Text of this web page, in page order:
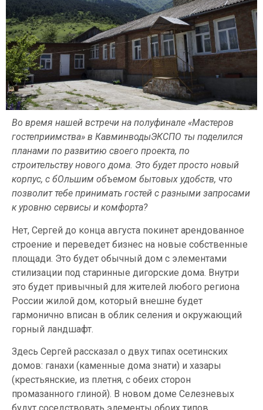
Во время нашей встречи на полуфинале «Мастеров
гостеприимства» в КавминводыЭКСПО ты поделился
планами по развитию своего проекта, по
строительству нового дома. Это будет просто новый
корпус, с бОльшим объемом бытовых удобств, что
позволит тебе принимать гостей с разными запросами
к уровню сервисы и комфорта?
Нет, Сергей до конца августа покинет арендованное
строение и переведет бизнес на новые собственные
площади. Это будет обычный дом с элементами
стилизации под старинные дигорские дома. Внутри
это будет привычный для жителей любого региона
России жилой дом, который внешне будет
гармонично вписан в облик селения и окружающий
горный ландшафт.
Здесь Сергей рассказал о двух типах осетинских
домов: ганахи (каменные дома знати) и хазары
(крестьянские, из плетня, с обеих сторон
промазанного глиной). В новом доме Селезневых